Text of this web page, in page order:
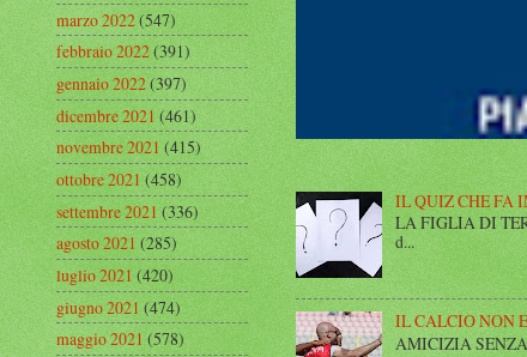
IL QUIZ CHE FA
LA FIGLIA DI
d...
IL CALCIO NON
AMICIZIA SENZA
marzo 2022(547)
febbraio 2022(391)
gennaio 2022(397)
dicembre 2021(461)
novembre 2021(415)
ottobre 2021(458)
settembre 2021(336)
agosto 2021(285)
luglio 2021(420)
giugno 2021(474)
maggio 2021(578)